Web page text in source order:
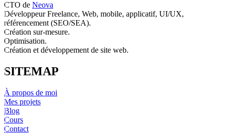
CTO de Neova
Développeur Freelance, Web, mobile, applicatif, UI/UX,
référencement (SEO/SEA).
Création sur-mesure.
Optimisation.
Création et développement de site web.
SITEMAP
À propos de moi
Mes projets
Blog
Cours
Contact